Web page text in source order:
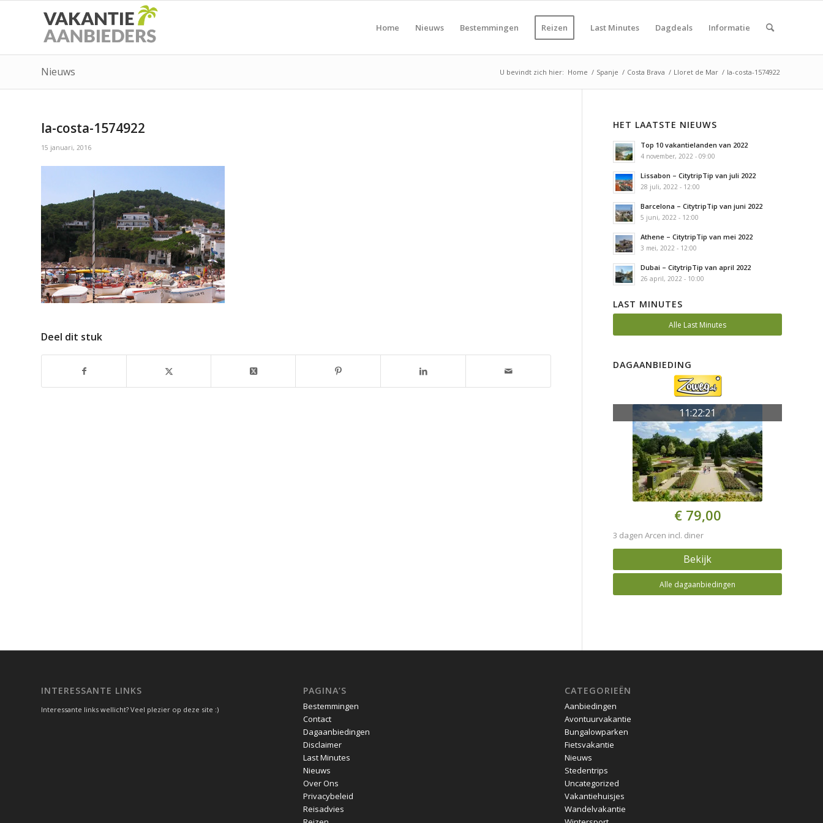
Home Nieuws Bestemmingen Reizen Last Minutes Dagdeals Informatie
Nieuws U bevindt zich hier: Home / Spanje / Costa Brava / Lloret de Mar / la-costa-1574922
la-costa-1574922
15 januari, 2016
Deel dit stuk
HET LAATSTE NIEUWS
Top 10 vakantielanden van 2022
4 november, 2022 - 09:00
Lissabon – CitytripTip van juli 2022
28 juli, 2022 - 12:00
Barcelona – CitytripTip van juni 2022
5 juni, 2022 - 12:00
Athene – CitytripTip van mei 2022
3 mei, 2022 - 12:00
Dubai – CitytripTip van april 2022
26 april, 2022 - 10:00
LAST MINUTES
Alle Last Minutes
DAGAANBIEDING
11:22:20
€ 79,00
3 dagen Arcen incl. diner
Bekijk
Alle dagaanbiedingen
INTERESSANTE LINKS
Interessante links wellicht? Veel plezier op deze site :)
PAGINA’S
Bestemmingen
Contact
Dagaanbiedingen
Disclaimer
Last Minutes
Nieuws
Over Ons
Privacybeleid
Reisadvies
CATEGORIEËN
Aanbiedingen
Avontuurvakantie
Bungalowparken
Fietsvakantie
Nieuws
Stedentrips
Uncategorized
Vakantiehuisjes
Wandelvakantie